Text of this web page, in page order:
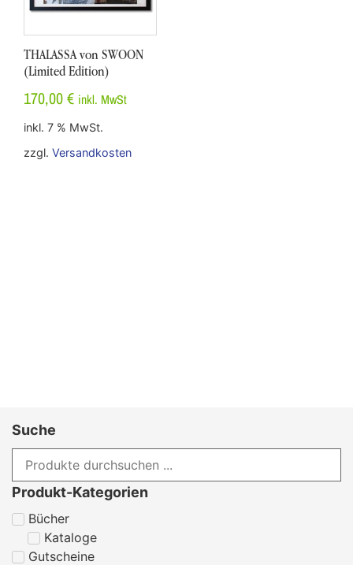
THALASSA von SWOON
(Limited Edition)
170,00€ inkl. MwSt
inkl. 7 % MwSt.
zzgl. Versandkosten
Suche
Produkt-Kategorien
Bücher
Kataloge
Gutscheine